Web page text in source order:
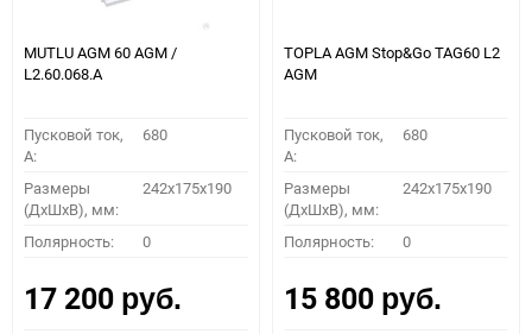
MUTLU AGM 60 AGM /
L2.60.068.A
Пусковой ток,
A:
680
Размеры
(ДхШхВ), мм:
242x175x190
Полярность: 0
17 200 руб.
TOPLA AGM Stop&Go TAG60 L2
AGM
Пусковой ток,
A:
680
Размеры
(ДхШхВ), мм:
242x175x190
Полярность: 0
15 800 руб.